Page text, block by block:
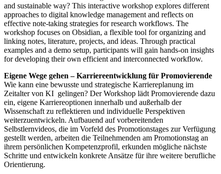
and sustainable way? This interactive workshop explores different
approaches to digital knowledge management and reflects on
effective note-taking strategies for research workflows. The
workshop focuses on Obsidian, a flexible tool for organizing and
linking notes, literature, projects, and ideas. Through practical
examples and a demo setup, participants will gain hands-on insights
for developing their own efficient and interconnected workflow.
Eigene Wege gehen – Karriereentwicklung für Promovierende
Wie kann eine bewusste und strategische Karriereplanung im
Zeitalter von KI gelingen? Der Workshop lädt Promovierende dazu
ein, eigene Karriereoptionen innerhalb und außerhalb der
Wissenschaft zu reflektieren und individuelle Perspektiven
weiterzuentwickeln. Aufbauend auf vorbereitenden
Selbstlernvideos, die im Vorfeld des Promotionstages zur Verfügung
gestellt werden, arbeiten die Teilnehmenden am Promotionstag an
ihrem persönlichen Kompetenzprofil, erkunden mögliche nächste
Schritte und entwickeln konkrete Ansätze für ihre weitere berufliche
Orientierung.